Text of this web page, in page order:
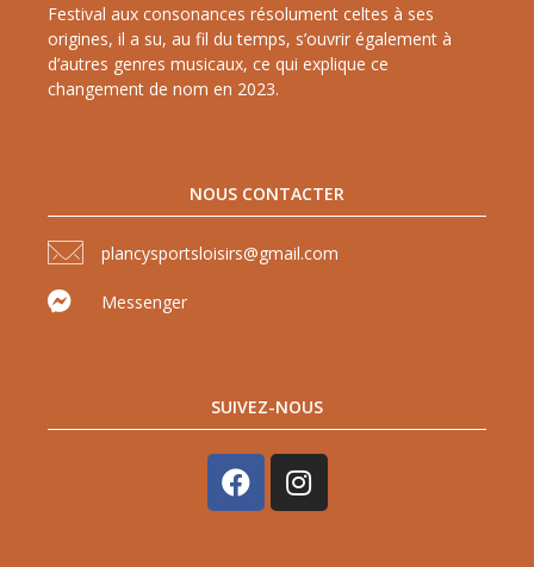
Festival aux consonances résolument celtes à ses
origines, il a su, au fil du temps, s’ouvrir également à
d’autres genres musicaux, ce qui explique ce
changement de nom en 2023.
NOUS CONTACTER
plancysportsloisirs@gmail.com
Messenger
SUIVEZ-NOUS